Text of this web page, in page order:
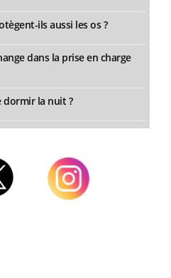
ils aussi les os ?
dans la prise en charge
dormir la nuit ?